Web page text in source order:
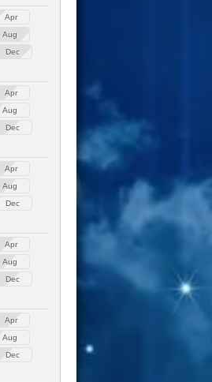
Apr
Aug
Dec
Apr
Aug
Dec
Apr
Aug
Dec
Apr
Aug
Dec
Apr
Aug
Dec